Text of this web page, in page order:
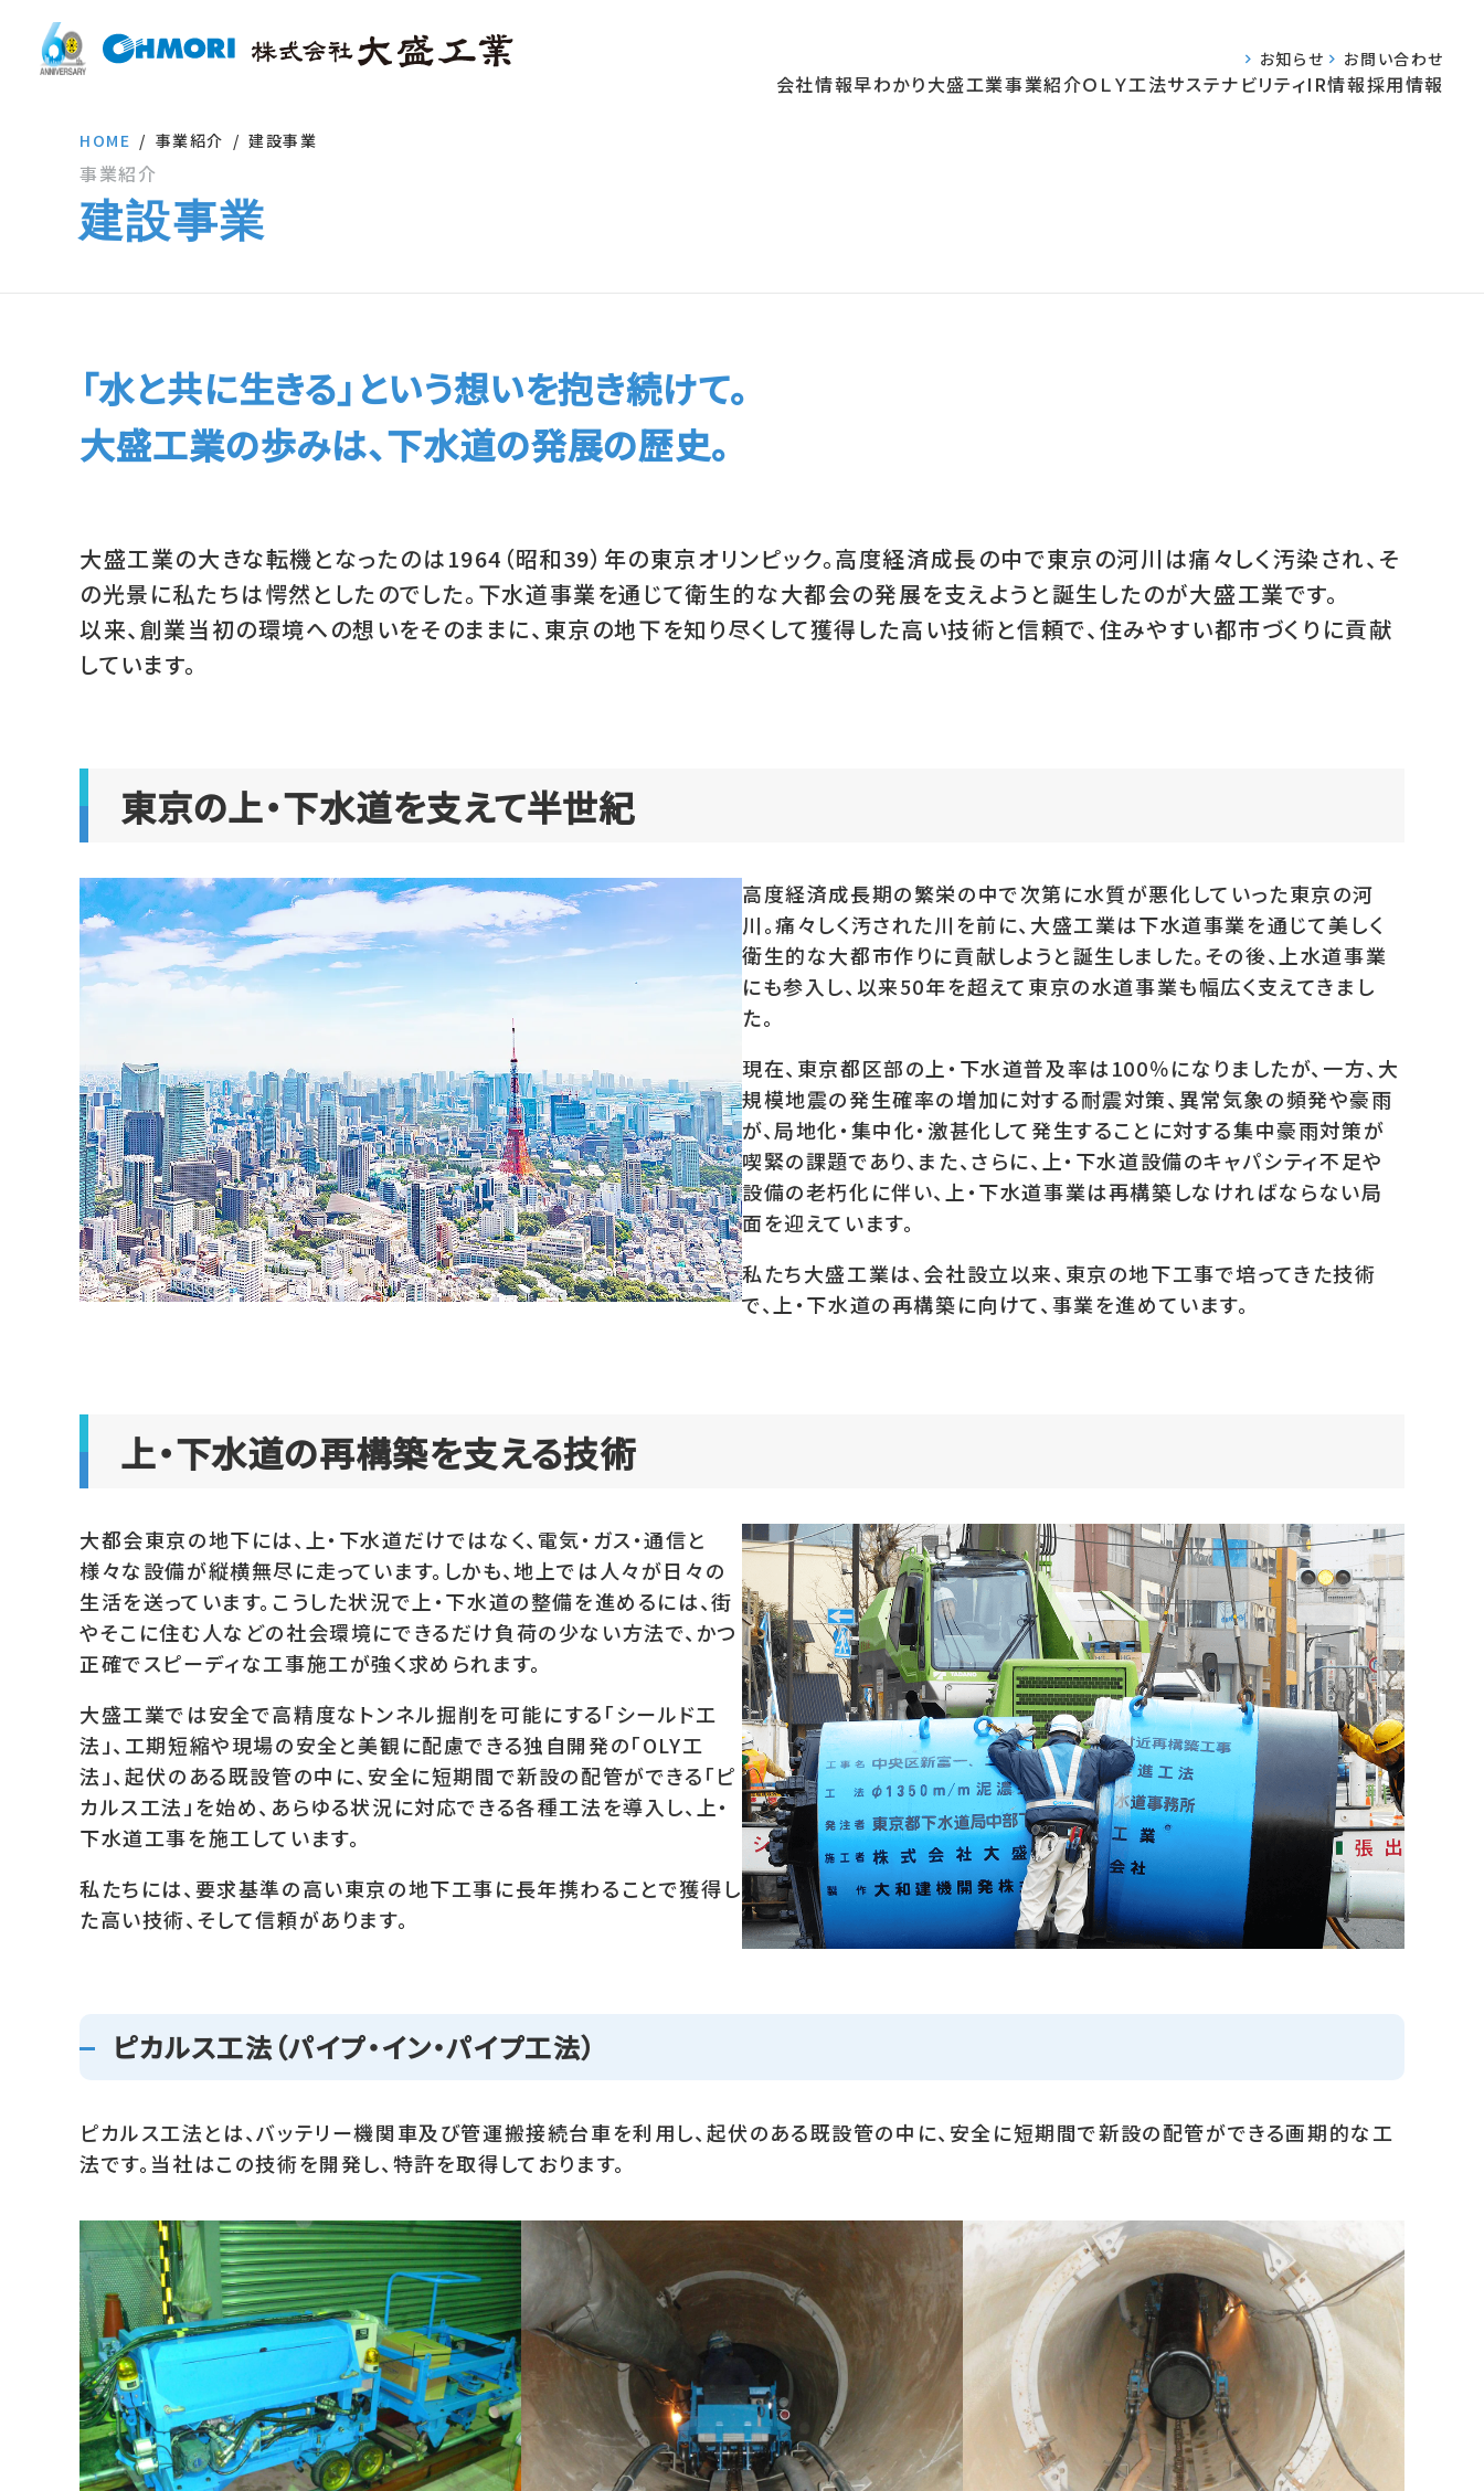
会社情報早わかり大盛工業事業紹介ＯＬＹ工法サステナビリティIR情報採用情報
お知らせ お問い合わせ
HOME 事業紹介 建設事業
事業紹介
建設事業
「水と共に生きる」という想いを抱き続けて。
大盛工業の歩みは、下水道の発展の歴史。
大盛工業の大きな転機となったのは1964（昭和39）年の東京オリンピック。高度経済成長の中で東京の河川は痛々しく汚染され、そ
の光景に私たちは愕然としたのでした。下水道事業を通じて衛生的な大都会の発展を支えようと誕生したのが大盛工業です。
以来、創業当初の環境への想いをそのままに、東京の地下を知り尽くして獲得した高い技術と信頼で、住みやすい都市づくりに貢献
しています。
東京の上・下水道を支えて半世紀
高度経済成長期の繁栄の中で次第に水質が悪化していった東京の河
川。痛々しく汚された川を前に、大盛工業は下水道事業を通じて美しく
衛生的な大都市作りに貢献しようと誕生しました。その後、上水道事業
にも参入し、以来50年を超えて東京の水道事業も幅広く支えてきまし
た。
現在、東京都区部の上・下水道普及率は100％になりましたが、一方、大
規模地震の発生確率の増加に対する耐震対策、異常気象の頻発や豪雨
が、局地化・集中化・激甚化して発生することに対する集中豪雨対策が
喫緊の課題であり、また、さらに、上・下水道設備のキャパシティ不足や
設備の老朽化に伴い、上・下水道事業は再構築しなければならない局
面を迎えています。
私たち大盛工業は、会社設立以来、東京の地下工事で培ってきた技術
で、上・下水道の再構築に向けて、事業を進めています。
上・下水道の再構築を支える技術
大都会東京の地下には、上・下水道だけではなく、電気・ガス・通信と
様々な設備が縦横無尽に走っています。しかも、地上では人々が日々の
生活を送っています。こうした状況で上・下水道の整備を進めるには、街
やそこに住む人などの社会環境にできるだけ負荷の少ない方法で、かつ
正確でスピーディな工事施工が強く求められます。
大盛工業では安全で高精度なトンネル掘削を可能にする「シールド工
法」、工期短縮や現場の安全と美観に配慮できる独自開発の「OLY工
法」、起伏のある既設管の中に、安全に短期間で新設の配管ができる「ピ
カルス工法」を始め、あらゆる状況に対応できる各種工法を導入し、上・
下水道工事を施工しています。
私たちには、要求基準の高い東京の地下工事に長年携わることで獲得し
た高い技術、そして信頼があります。
ピカルス工法（パイプ・イン・パイプ工法）
ピカルス工法とは、バッテリー機関車及び管運搬接続台車を利用し、起伏のある既設管の中に、安全に短期間で新設の配管ができる画期的な工
法です。当社はこの技術を開発し、特許を取得しております。